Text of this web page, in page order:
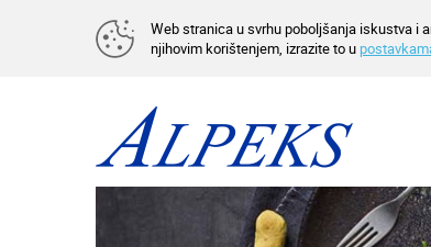
Web stranica u svrhu poboljšanja iskustva i
njihovim korištenjem, izrazite to u